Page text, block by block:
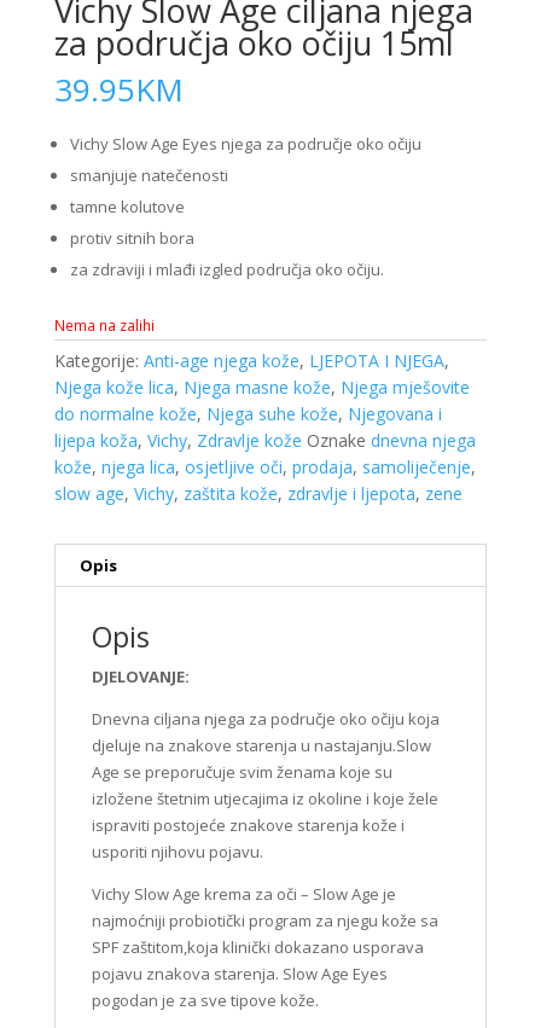
Vichy Slow Age ciljana njega
za područja oko očiju 15ml
39.95KM
Vichy Slow Age Eyes njega za područje oko očiju
smanjuje natečenosti
tamne kolutove
protiv sitnih bora
za zdraviji i mlađi izgled područja oko očiju.
Nema na zalihi
Kategorije: Anti-age njega kože, LJEPOTA I NJEGA,
Njega kože lica, Njega masne kože, Njega mješovite
do normalne kože, Njega suhe kože, Njegovana i
lijepa koža, Vichy, Zdravlje kože Oznake dnevna njega
kože, njega lica, osjetljive oči, prodaja, samoliječenje,
slow age, Vichy, zaštita kože, zdravlje i ljepota, zene
Opis
Opis
DJELOVANJE:
Dnevna ciljana njega za područje oko očiju koja
djeluje na znakove starenja u nastajanju.Slow
Age se preporučuje svim ženama koje su
izložene štetnim utjecajima iz okoline i koje žele
ispraviti postojeće znakove starenja kože i
usporiti njihovu pojavu.
Vichy Slow Age krema za oči – Slow Age je
najmoćniji probiotički program za njegu kože sa
SPF zaštitom,koja klinički dokazano usporava
pojavu znakova starenja. Slow Age Eyes
pogodan je za sve tipove kože.